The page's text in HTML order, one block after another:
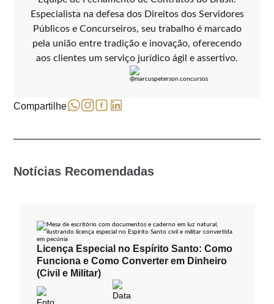
Especialista na defesa dos Direitos dos Servidores
Públicos e Concurseiros, seu trabalho é marcado
pela união entre tradição e inovação, oferecendo
aos clientes um serviço jurídico ágil e assertivo.
Compartilhe
Notícias Recomendadas
Licença Especial no Espírito Santo: Como
Funciona e Como Converter em Dinheiro
(Civil e Militar)